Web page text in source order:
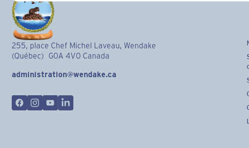
255, place Chef Michel Laveau, Wendake
(Québec) G0A 4V0 Canada
administration@wendake.ca